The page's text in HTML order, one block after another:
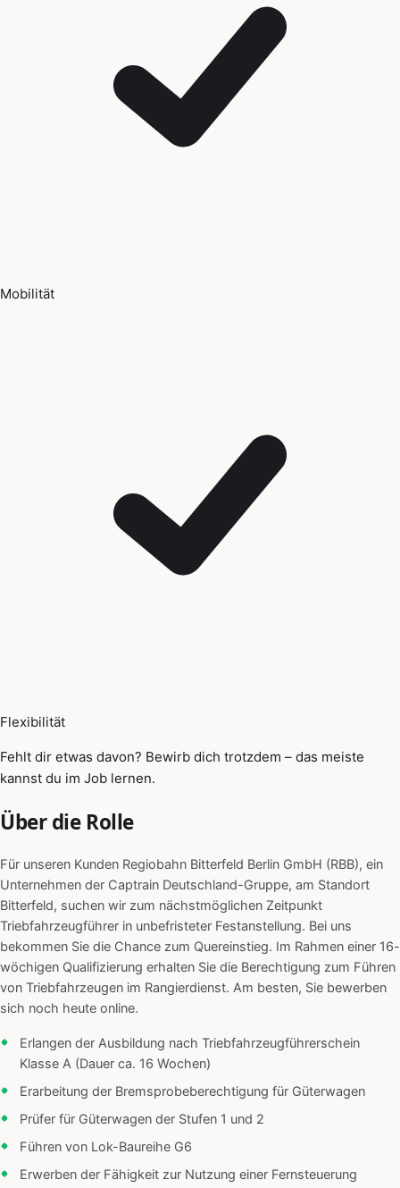
Mobilität
Flexibilität
Fehlt dir etwas davon? Bewirb dich trotzdem – das meiste
kannst du im Job lernen.
Über die Rolle
Für unseren Kunden Regiobahn Bitterfeld Berlin GmbH (RBB), ein
Unternehmen der Captrain Deutschland-Gruppe, am Standort
Bitterfeld, suchen wir zum nächstmöglichen Zeitpunkt
Triebfahrzeugführer in unbefristeter Festanstellung. Bei uns
bekommen Sie die Chance zum Quereinstieg. Im Rahmen einer 16-
wöchigen Qualifizierung erhalten Sie die Berechtigung zum Führen
von Triebfahrzeugen im Rangierdienst. Am besten, Sie bewerben
sich noch heute online.
Erlangen der Ausbildung nach Triebfahrzeugführerschein
Klasse A (Dauer ca. 16 Wochen)
Erarbeitung der Bremsprobeberechtigung für Güterwagen
Prüfer für Güterwagen der Stufen 1 und 2
Führen von Lok-Baureihe G6
Erwerben der Fähigkeit zur Nutzung einer Fernsteuerung